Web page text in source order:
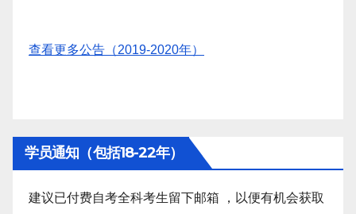
查看更多公告（2019-2020年）
学员通知（包括18-22年）
建议已付费自考全科考生留下邮箱 ，以便有机会获取